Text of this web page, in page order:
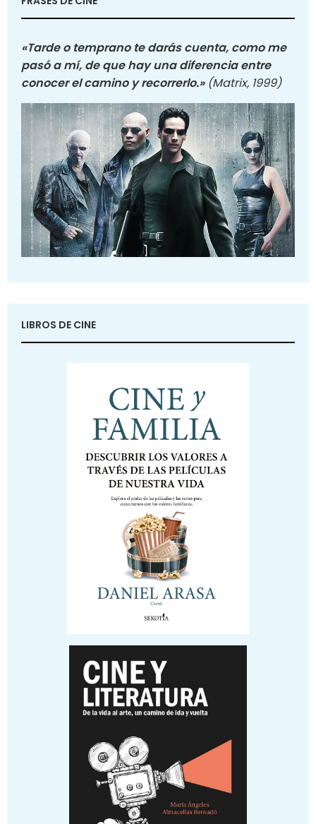
«Tarde o temprano te darás cuenta, como me
pasó a mí, de que hay una diferencia entre
conocer el camino y recorrerlo.» (Matrix, 1999)
LIBROS DE CINE